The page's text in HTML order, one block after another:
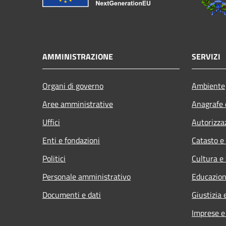
AMMINISTRAZIONE
Organi di governo
Aree amministrative
Uffici
Enti e fondazioni
Politici
Personale amministrativo
Documenti e dati
SERVIZI
Ambiente
Catasto
Cultura
Giustizia
Imprese